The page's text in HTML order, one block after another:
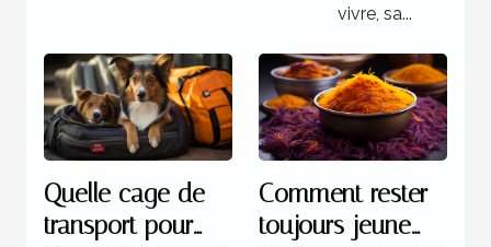
vivre, sa...
Quelle cage de
transport pour
Comment rester
toujours jeune